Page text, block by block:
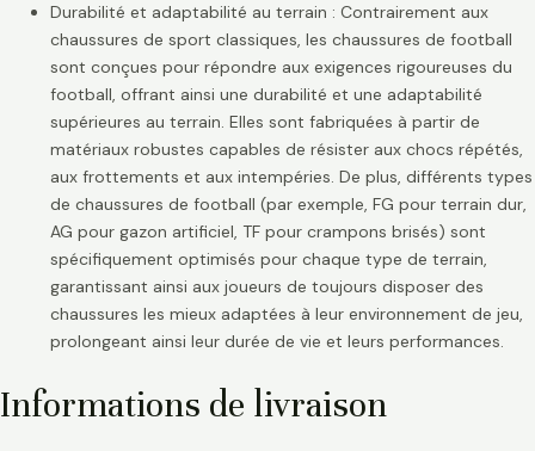
Durabilité et adaptabilité au terrain : Contrairement aux
chaussures de sport classiques, les chaussures de football
sont conçues pour répondre aux exigences rigoureuses du
football, offrant ainsi une durabilité et une adaptabilité
supérieures au terrain. Elles sont fabriquées à partir de
matériaux robustes capables de résister aux chocs répétés,
aux frottements et aux intempéries. De plus, différents types
de chaussures de football (par exemple, FG pour terrain dur,
AG pour gazon artificiel, TF pour crampons brisés) sont
spécifiquement optimisés pour chaque type de terrain,
garantissant ainsi aux joueurs de toujours disposer des
chaussures les mieux adaptées à leur environnement de jeu,
prolongeant ainsi leur durée de vie et leurs performances.
Informations de livraison